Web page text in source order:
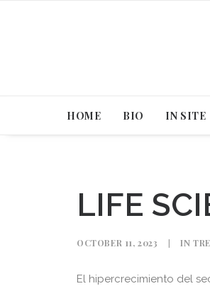
HOME BIO IN SITE
LIFE
OCTOBER 11, 2023 | IN
El hipercrecimiento del